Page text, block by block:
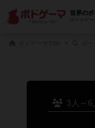
世界のボ
ボードゲ
3人～6